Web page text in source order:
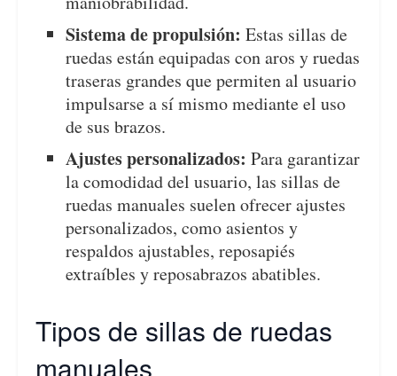
Sistema de propulsión: Estas sillas de
ruedas están equipadas con aros y ruedas
traseras grandes que permiten al usuario
impulsarse a sí mismo mediante el uso
de sus brazos.
Ajustes personalizados: Para garantizar
la comodidad del usuario, las sillas de
ruedas manuales suelen ofrecer ajustes
personalizados, como asientos y
respaldos ajustables, reposapiés
extraíbles y reposabrazos abatibles.
Tipos de sillas de ruedas
manuales